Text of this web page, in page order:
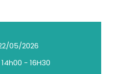
05/2026
- 16H30